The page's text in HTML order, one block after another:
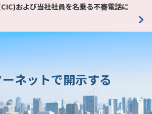
および当社社員を名乗る不審電話に
ネットで開示する